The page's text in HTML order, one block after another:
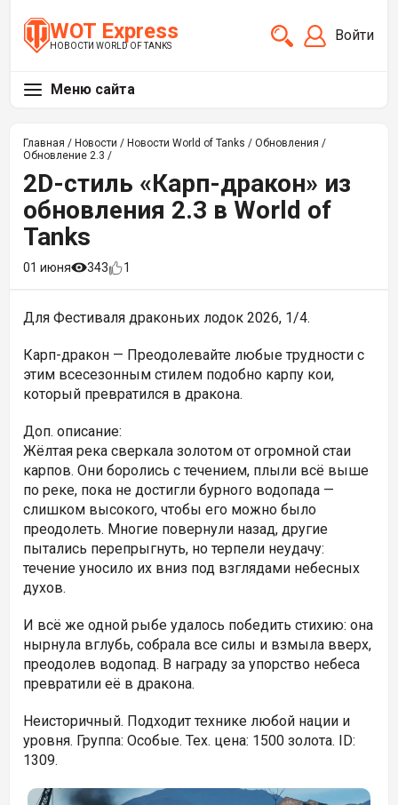
WOT Express
НОВОСТИ WORLD OF TANKS
Войти
Меню сайта
Главная / Новости / Новости World of Tanks / Обновления /
Обновление 2.3 /
2D-стиль «Карп-дракон» из
обновления 2.3 в World of
Tanks
01 июня 343 1
Для Фестиваля драконьих лодок 2026, 1/4.
Карп-дракон — Преодолевайте любые трудности с
этим всесезонным стилем подобно карпу кои,
который превратился в дракона.
Доп. описание:
Жёлтая река сверкала золотом от огромной стаи
карпов. Они боролись с течением, плыли всё выше
по реке, пока не достигли бурного водопада —
слишком высокого, чтобы его можно было
преодолеть. Многие повернули назад, другие
пытались перепрыгнуть, но терпели неудачу:
течение уносило их вниз под взглядами небесных
духов.
И всё же одной рыбе удалось победить стихию: она
нырнула вглубь, собрала все силы и взмыла вверх,
преодолев водопад. В награду за упорство небеса
превратили её в дракона.
Неисторичный. Подходит технике любой нации и
уровня. Группа: Особые. Тех. цена: 1500 золота. ID:
1309.